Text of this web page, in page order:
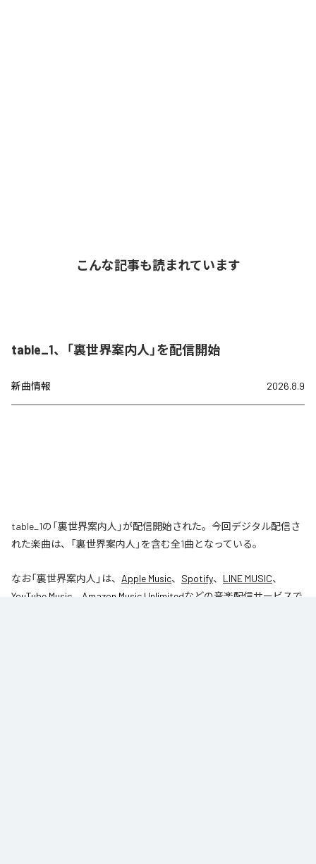
こんな記事も読まれています
table_1、「裏世界案内人」を配信開始
新曲情報 2026.8.9
table_1の「裏世界案内人」が配信開始された。今回デジタル配信さ
れた楽曲は、「裏世界案内人」を含む全1曲となっている。
なお「裏世界案内人 」は、 Apple Music、 Spotify、 LINE MUSIC、
YouTube Music
Amazon Music Unlimitedなどの音楽配信サービスで